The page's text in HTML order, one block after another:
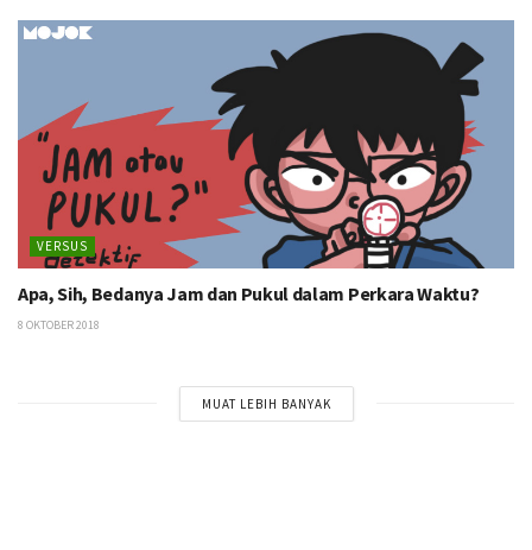
VERSUS
Apa, Sih, Bedanya Jam dan Pukul dalam Perkara Waktu?
8 OKTOBER 2018
MUAT LEBIH BANYAK